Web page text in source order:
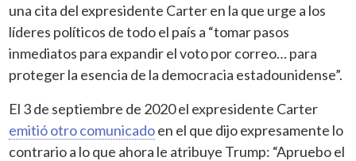
una cita del expresidente Carter en la que urge a los
líderes políticos de todo el país a “tomar pasos
inmediatos para expandir el voto por correo… para
proteger la esencia de la democracia estadounidense”.
El 3 de septiembre de 2020 el expresidente Carter
emitió otro comunicadoen el que dijo expresamente lo
contrario a lo que ahora le atribuye Trump: “Apruebo el